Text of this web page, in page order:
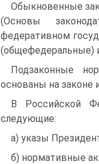
Обыкновенные
(Основы
федеративном
(общефедеральные)
Подзаконные
основаны на законе
В Российской
следующие:
а) указы
б) нормативные